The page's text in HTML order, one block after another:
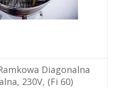
Diagonalna
230V, (fi 60)